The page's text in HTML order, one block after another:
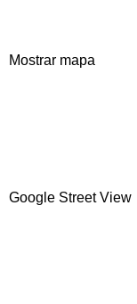
Mostrar mapa
Google Street View